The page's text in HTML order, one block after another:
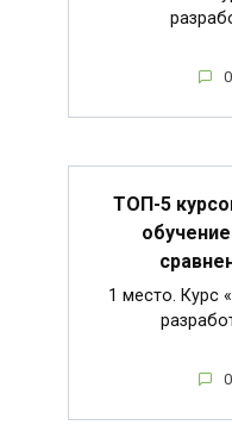
0
ТОП-5
1 место. Курс
0